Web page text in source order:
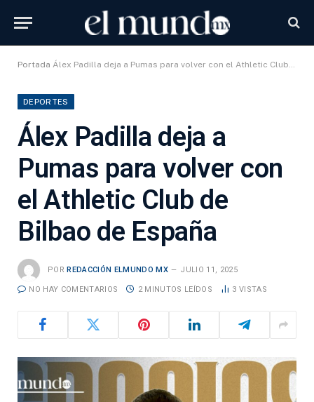
Portada Álex Padilla deja a Pumas para volver con el Athletic Club de Bilbao de España
DEPORTES
Álex Padilla deja a
Pumas para volver con
el Athletic Club de
Bilbao de España
POR REDACCIÓN ELMUNDO MX JULIO 11, 2025
NO HAY COMENTARIOS 2 MINUTOS LEÍDOS 3 VISTAS